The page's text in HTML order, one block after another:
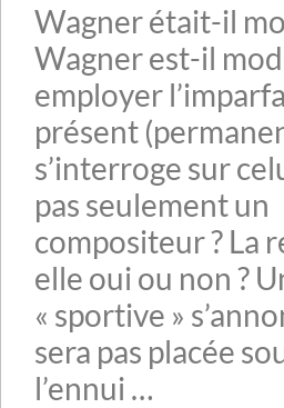
Wagner était-il
Wagner est-il
employer
présent
s’interroge sur
pas seulement un
compositeur ? La
elle oui ou non ?
« sportive »
sera pas placée
l’ennui …